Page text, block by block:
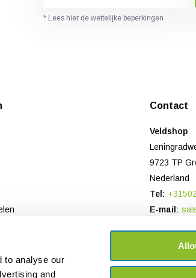
to analyse our
and
* Lees hier de wettelijke beperkingen
Contact
Veldshop
9723 TP
Nederland
Tel:
E-mail:
KvK-